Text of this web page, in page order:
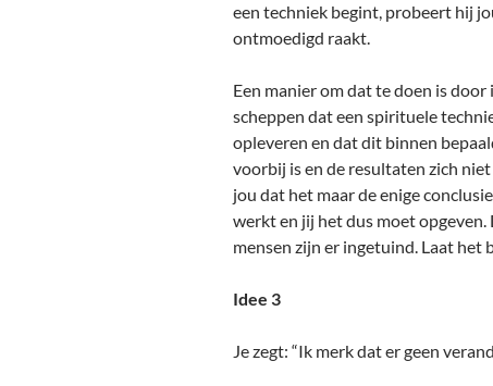
een techniek begint, probeert hij
ontmoedigd raakt.
Een manier om dat te doen is
scheppen dat een spirituele
opleveren en dat dit binnen
voorbij is en de resultaten zich
jou dat het maar de enige
werkt en jij het dus moet
mensen zijn er ingetuind. Laat het
Idee 3
Je zegt: “Ik merk dat er geen